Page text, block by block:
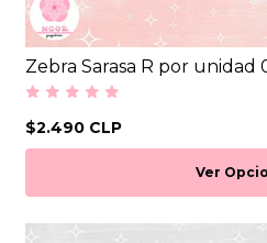
Zebra Sarasa R por unidad
$2.490 CLP
Ver